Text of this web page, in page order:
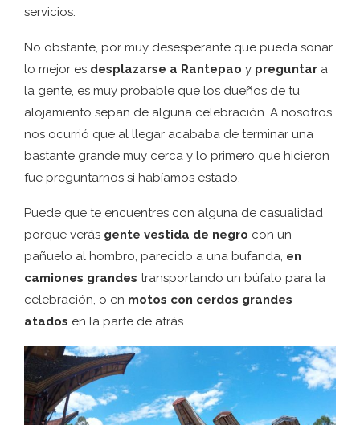
servicios.
No obstante, por muy desesperante que pueda sonar,
lo mejor es desplazarse a Rantepao y preguntar a
la gente, es muy probable que los dueños de tu
alojamiento sepan de alguna celebración. A nosotros
nos ocurrió que al llegar acababa de terminar una
bastante grande muy cerca y lo primero que hicieron
fue preguntarnos si habíamos estado.
Puede que te encuentres con alguna de casualidad
porque verás gente vestida de negro con un
pañuelo al hombro, parecido a una bufanda, en
camiones grandes transportando un búfalo para la
celebración, o en motos con cerdos grandes
atados en la parte de atrás.